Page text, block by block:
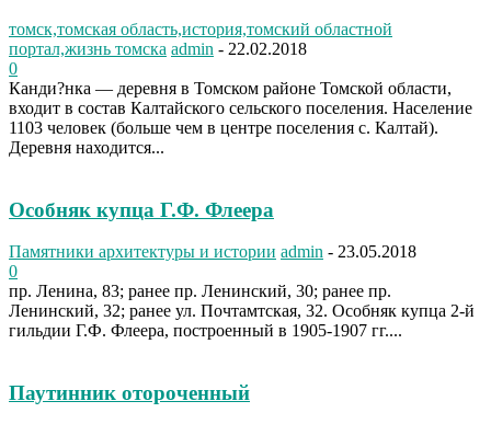
томск,томская область,история,томский областной
портал,жизнь томска admin - 22.02.2018
0
Канди?нка — деревня в Томском районе Томской области,
входит в состав Калтайского сельского поселения. Население
1103 человек (больше чем в центре поселения с. Калтай).
Деревня находится...
Особняк купца Г.Ф. Флеера
Памятники архитектуры и истории admin - 23.05.2018
0
пр. Ленина, 83; ранее пр. Ленинский, 30; ранее пр.
Ленинский, 32; ранее ул. Почтамтская, 32. Особняк купца 2-й
гильдии Г.Ф. Флеера, построенный в 1905-1907 гг....
Паутинник отороченный